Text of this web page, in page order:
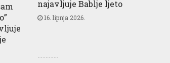
najavljuje Bablje ljeto
16. lipnja 2026.